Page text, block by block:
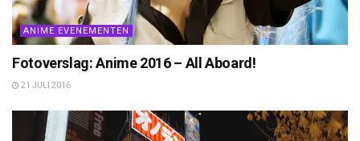
ANIME EVENEMENTEN
Fotoverslag: Anime 2016 – All Aboard!
21 JULI 2016